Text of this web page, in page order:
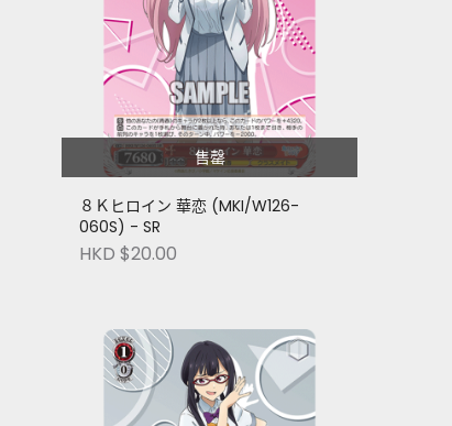
售罄
８Ｋヒロイン 華恋 (MKI/W126-
060S) - SR
HKD $20.00